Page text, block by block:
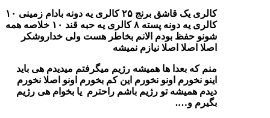
کالری یک قاشق برنج ۲۵ کالری یه دونه بادام زمینی ۱۰
کالری یه دونه پسته ۸ کالری یه حبه قند ۱۰ خلاصه همه
شونو حفظ بودم الانم بخاطر هست ولی خداروشکر
اصلا اصلا اصلا نیازم نمیشه
منم که بعدا ها همیشه رژیم میگرفتم میدیدم هی باید
اینو نخورم اونو نخورم این کم بخورم اونو اصلا نخورم
دیدم همیشه تو رژیم باشم راحترم یا بخوام هی رژیم
بگیرم و….